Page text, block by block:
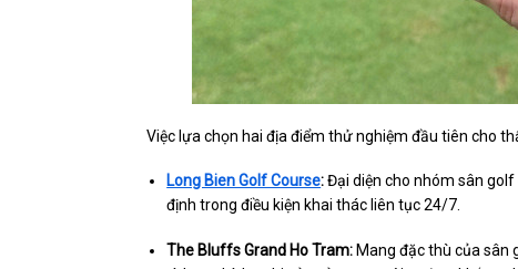
Việc lựa chọn hai địa điểm thử nghiệm đầu tiên cho
Long Bien Golf Course:Đại diện cho nhóm sân
định trong điều kiện khai thác liên tục 24/7.
The Bluffs Grand Ho Tram:Mang đặc thù của sân